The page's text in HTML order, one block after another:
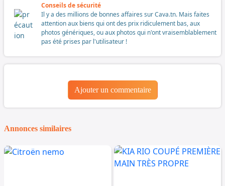
Conseils de sécurité
Il y a des millions de bonnes affaires sur Cava.tn. Mais faites
attention aux biens qui ont des prix ridiculement bas, aux
photos génériques, ou aux photos qui n'ont vraisemblablement
pas été prises par l'utilisateur !
Ajouter un commentaire
Annonces similaires